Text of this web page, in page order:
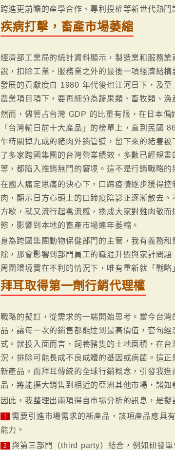
跨進更前瞻的產學合作、專利授權等新世代熱門
疾病打擊，畜產市場萎縮
經濟部工業局的統計資料顯示，製造業和服務
說，扣除工業、服務業之外的最後一項經濟結
發展的貢獻度自 1980 年代後也江河日下，及
農業項目項下，要再細分為蔬果類、畜牧類、
然而，儘管占台灣 GDP 的比重有限，在日本
「台灣輸日前十大產品」的榜單上，直到民國
乍時關掉九成的豬肉外銷管道，留下來的豬隻
了多家跨國集團的台灣營業績效，多數已經規
等，都陷入推銷無門的窘境。這不是行銷戰略
在國人痛定思痛的決心下，口蹄疫情逐步獲得
肉，顯示日方心頭上的口蹄疫陰影正逐漸散去
方歇，就又流行起禽流感，換成大家對雞肉敬
慾，影響到本地的畜產市場連年萎縮。
身為跨國集團動物保健部門的主管，我有義務
除，那會影響到部門員工的職涯升遷與家計問
周圍環境實在不利的情況下，唯有重新就「戰
拜耳取得第一劑行銷代理權
戰略的擬訂，從需求的一端開始思考。當今台
品，讓每一次的銷售都能達到最高價值，套句
式。就投入面而言，飼養豬隻的土地面積，在
況，排除可能長成不良成體的基因或病菌。這
新產品。而拜耳傳統的全球行銷概念，引發我
品，將能擴大銷售到相近的亞洲其他市場，諸
因此，我整理出兩項得自市場分析的訊息，是擬
1
需要引進市場需求的新產品，該項產品應具
能力。
2
與第三部門（third party）結合，例如研發